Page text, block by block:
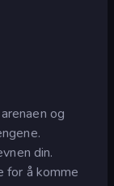
og
din.
for å komme